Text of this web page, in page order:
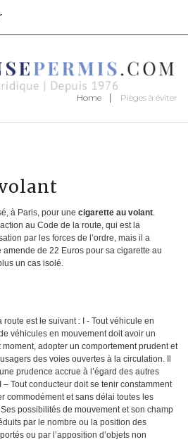
Home Pièges à éviter
à Paris, pour une cigarette au volant.
au Code de la route, qui est la
par les forces de l’ordre, mais il a
amende de 22 Euros pour sa cigarette au
un cas isolé.
route est le suivant : I - Tout véhicule en
véhicules en mouvement doit avoir un
adopter un comportement prudent et
des voies ouvertes à la circulation. Il
prudence accrue à l’égard des autres
Tout conducteur doit se tenir constamment
commodément et sans délai toutes les
possibilités de mouvement et son champ
par le nombre ou la position des
ou par l’apposition d’objets non